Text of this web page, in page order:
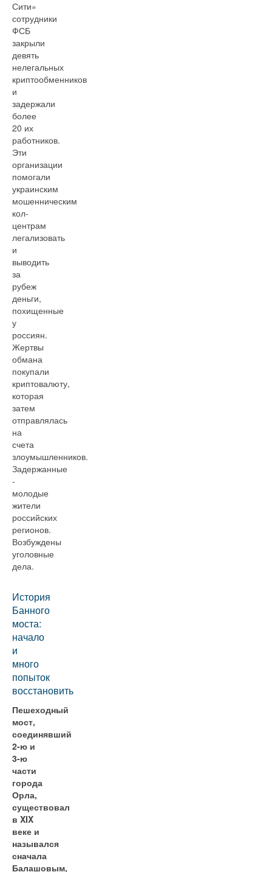
Сити»
сотрудники
ФСБ
закрыли
девять
нелегальных
криптообменников
и
задержали
более
20 их
работников.
Эти
организации
помогали
украинским
мошенническим
кол-
центрам
легализовать
и
выводить
за
рубеж
деньги,
похищенные
у
россиян.
Жертвы
обмана
покупали
криптовалюту,
которая
затем
отправлялась
на
счета
злоумышленников.
Задержанные
-
молодые
жители
российских
регионов.
Возбуждены
уголовные
дела.
История
Банного
моста:
начало
и
много
попыток
восстановить
Пешеходный
мост,
соединявший
2-ю и
3-ю
части
города
Орла,
существовал
в XIX
веке и
назывался
сначала
Балашовым,